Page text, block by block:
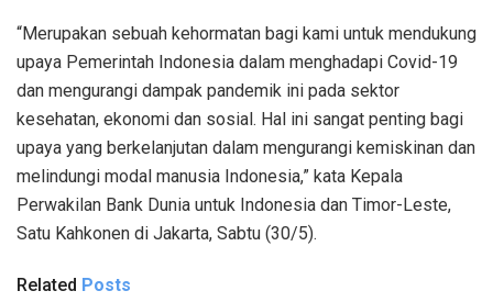
“Merupakan sebuah kehormatan bagi kami untuk mendukung
upaya Pemerintah Indonesia dalam menghadapi Covid-19
dan mengurangi dampak pandemik ini pada sektor
kesehatan, ekonomi dan sosial. Hal ini sangat penting bagi
upaya yang berkelanjutan dalam mengurangi kemiskinan dan
melindungi modal manusia Indonesia,” kata Kepala
Perwakilan Bank Dunia untuk Indonesia dan Timor-Leste,
Satu Kahkonen di Jakarta, Sabtu (30/5).
Related Posts